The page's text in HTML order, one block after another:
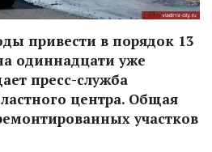
привести в порядок 13
одиннадцати уже
пресс-служба
центра. Общая
участков